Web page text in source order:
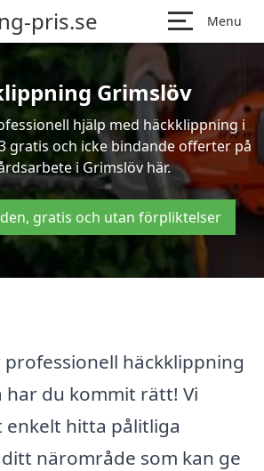
pris.se Menu
Grimslöv
hjälp med häckklippning i
gratis och icke bindande offerter på
i Grimslöv här.
gratis och utan förpliktelser
häckklippning
har du kommit rätt! Vi
enkelt hitta pålitliga
närområde som kan ge